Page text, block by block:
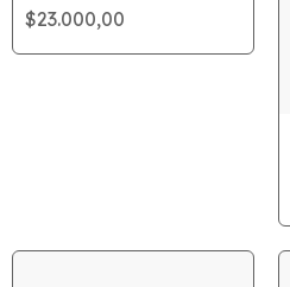
$23.000,00